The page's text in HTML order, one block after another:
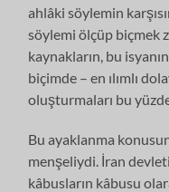
ahlâki söylemin
söylemi ölçüp biçmek
kaynakların, bu
biçimde – en ılımlı
oluşturmaları bu
Bu ayaklanma
menşeliydi. İran
kâbusların kâbusu